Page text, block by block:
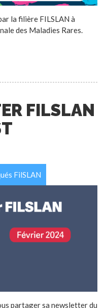
la filière FILSLAN à
des Maladies Rares.
FILSLAN
FilSLAN
partager sa newsletter du